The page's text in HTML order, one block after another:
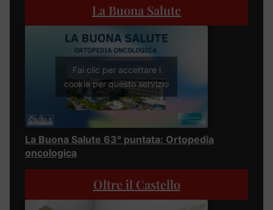
La Buona Salute
Fai clic per accettare i
cookie per questo servizio
La Buona Salute 63° puntata: Ortopedia
oncologica
Oltre il Castello